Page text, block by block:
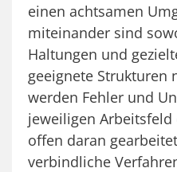
einen achtsamen
miteinander sind
Haltungen und
geeignete Strukturen
werden Fehler und
jeweiligen
offen daran
verbindliche